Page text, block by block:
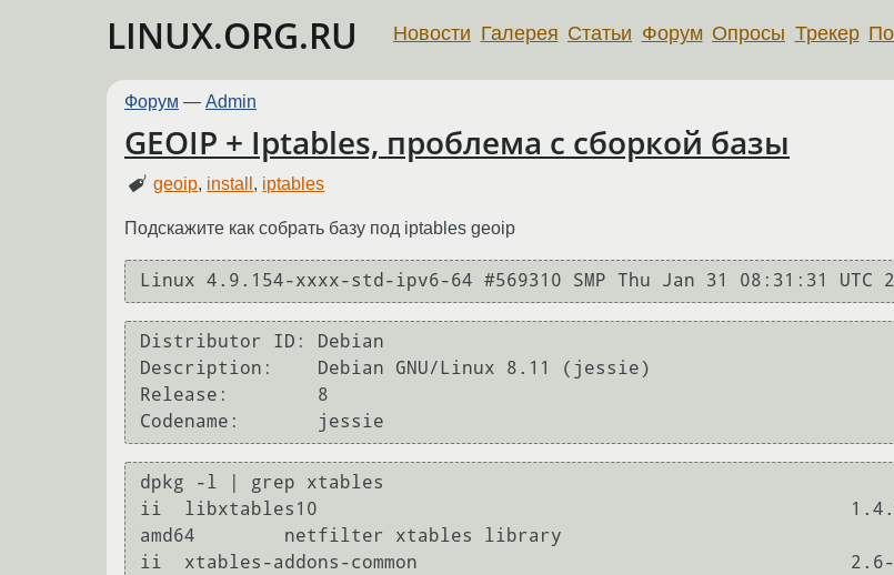
LINUX.ORG.RU Новости Галерея Статьи Форум Опросы Трекер
Форум — Admin
GEOIP + Iptables, проблема с сборкой базы
geoip, install , iptables
Подскажите как собрать базу под iptables geoip
Distributor ID: Debian
Description:    Debian GNU/Linux 8.11 (jessie)
Release:        8
dpkg -l | grep xtables
ii  libxtables10
amd64        netfilter xtables library
ii  xtables-addons-common                                       2.6-